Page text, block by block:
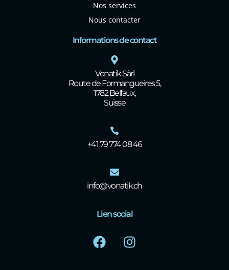
Nos services
Nous contacter
Informations de contact
Vonatik Sàrl
Route de Formangueires 5,
1782 Belfaux,
Suisse
+41 79 774 08 46
info@vonatik.ch
Lien social